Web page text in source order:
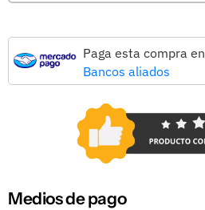
Paga esta compra en
Bancos aliados
Medios de pago